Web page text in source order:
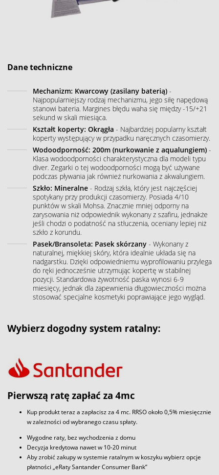
Dane techniczne
Mechanizm: Kwarcowy (zasilany baterią) -
Najpopularniejszy rodzaj mechanizmu, jego siłę napędową
stanowi bateria. Margines błędu waha się między -15/+21
sekund w skali miesiąca.
Kształt koperty: Okrągła - Najbardziej popularny kształt
koperty występujący w przypadku naręcznych czasomierzy.
Wodoodporność: 200m (nurkowanie z aqualungiem) -
Klasa wodoodporności charakterystyczna dla modeli typu
diver. Zegarki o tej wodoodporności mogą być używane
podczas pływania jak również nurkowania z akwalungiem.
Szkło: Mineralne - Rodzaj szkła, który jest najczęściej
spotykany przy produkcji czasomierzy. Posiada 4/10
punktów w skali Mohsa. Znacznie mniej odporny na
zarysowania niż odpowiednik wykonany z szafiru, jednakże
jeśli chodzi o podatność na stłuczenia, oceniany lepiej niż
szkło z korundu.
Pasek/Bransoleta: Pasek skórzany - Wykonany z
naturalnej, miękkiej skóry, która idealnie układa się na
nadgarstku. Dzięki odpowiedniemu wyprofilowaniu przylega
do ręki jednocześnie utrzymując kopertę w stabilnej
pozycji. Standardowa żywotność paska wynosi 6-9
miesięcy, jednak dla zapewnienia długowieczności można
stosować specjalne kosmetyki poprawiające jego wygląd.
Wybierz dogodny system ratalny:
Pierwszą ratę zapłać za 4mc
Kup produkt teraz a zapłacisz za 4 mc. RRSO około 0,5% miesięcznie
w zależności od wybranego czasu spłaty.
Wygodne raty, bez wychodzenia z domu
Decyzja kredytowa nawet w 10-20 minut
Aby zrobić zakupy w systemie ratalnym w koszyku wybierz opcje
płatności „eRaty Santander Consumer Bank”